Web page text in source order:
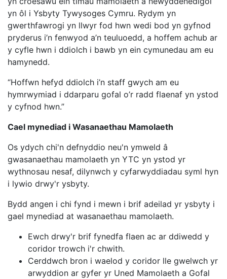
yn ôl i Ysbyty Tywysoges Cymru. Rydym yn
gwerthfawrogi yn llwyr fod hwn wedi bod yn gyfnod
pryderus i’n fenwyod a’n teuluoedd, a hoffem achub ar
y cyfle hwn i ddiolch i bawb yn ein cymunedau am eu
hamynedd.
“Hoffwn hefyd ddiolch i’n staff gwych am eu
hymrwymiad i ddarparu gofal o’r radd flaenaf yn ystod
y cyfnod hwn.”
Cael mynediad i Wasanaethau Mamolaeth
Os ydych chi'n defnyddio neu'n ymweld â
gwasanaethau mamolaeth yn YTC yn ystod yr
wythnosau nesaf, dilynwch y cyfarwyddiadau syml hyn
i lywio drwy'r ysbyty.
Bydd angen i chi fynd i mewn i brif adeilad yr ysbyty i
gael mynediad at wasanaethau mamolaeth.
Ewch drwy'r brif fynedfa flaen ac ar ddiwedd y
coridor trowch i'r chwith.
Cerddwch bron i waelod y coridor lle gwelwch yr
arwyddion ar gyfer yr Uned Mamolaeth a Gofal